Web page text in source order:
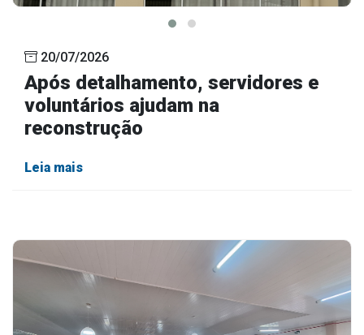
20/07/2026
Após detalhamento, servidores e
voluntários ajudam na
reconstrução
Leia mais